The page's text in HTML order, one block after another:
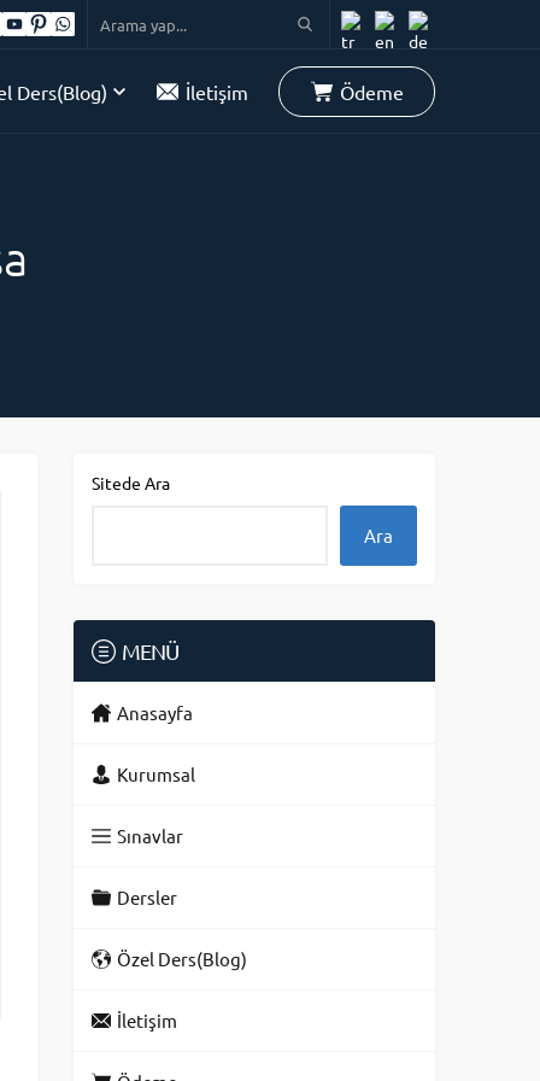
Ders(Blog) İletişim Ödeme
Sitede Ara
MENÜ
Anasayfa
Kurumsal
Sınavlar
Dersler
Özel Ders(Blog)
İletişim